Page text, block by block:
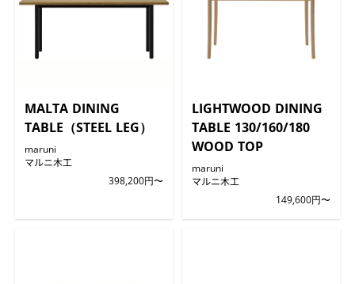
MALTA DINING
TABLE（STEEL LEG）
maruni
マルニ木工
398,200円〜
LIGHTWOOD DINING
TABLE 130/160/180
WOOD TOP
maruni
マルニ木工
149,600円〜